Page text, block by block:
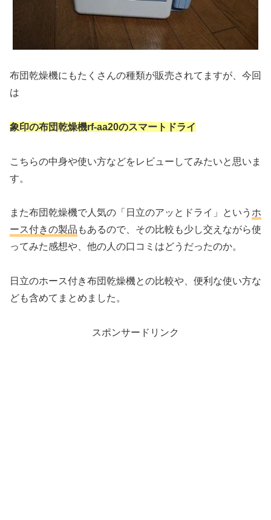
布団乾燥機にもたくさんの種類が販売されてますが、今回
は
象印の布団乾燥機rf-aa20のスマートドライ
こちらの中身や使い方などをレビューしてみたいと思いま
す。
また布団乾燥機で人気の「日立のアッとドライ」という ホ
ース付きの製品 もあるので、その比較も少し交えながら使
ってみた感想や、他の人の口コミはどうだったのか。
日立のホース付き布団乾燥機との比較や、便利な使い方な
ども含めてまとめました。
スポンサードリンク